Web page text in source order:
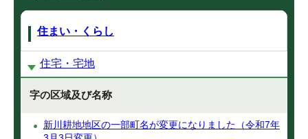
住まい・くらし
住宅・宅地
字の区域及び名称
新川耕地地区の一部町名が変更になりました（令和7年